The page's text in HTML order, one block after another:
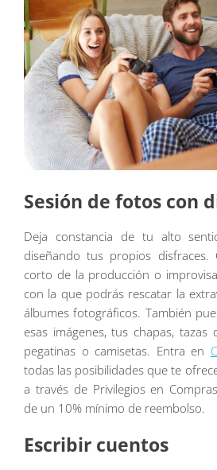
Sesión de fotos con
Deja constancia de tu alto
diseñando tus propios disfraces.
corto de la producción o
con la que podrás rescatar la
álbumes fotográficos. También
esas imágenes, tus chapas, tazas
pegatinas o camisetas. Entra en
todas las posibilidades que te
a través de Privilegios en
de un 10% mínimo de reembolso.
Escribir cuentos